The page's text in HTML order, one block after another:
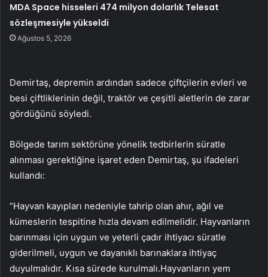
MDA Space hisseleri 474 milyon dolarlık Telesat
sözleşmesiyle yükseldi
Ağustos 5, 2026
Demirtaş, depremin ardından sadece çiftçilerin evleri ve
besi çiftliklerinin değil, traktör ve çeşitli aletlerin de zarar
gördüğünü söyledi.
Bölgede tarım sektörüne yönelik tedbirlerin süratle
alınması gerektiğine işaret eden Demirtaş, şu ifadeleri
kullandı:
“Hayvan kayıpları nedeniyle tahrip olan ahır, ağıl ve
kümeslerin tespitine hızla devam edilmelidir. Hayvanların
barınması için uygun ve yeterli çadır ihtiyacı süratle
giderilmeli, uygun ve dayanıklı barınaklara ihtiyaç
duyulmalıdır. Kısa sürede kurulmalı.Hayvanların yem